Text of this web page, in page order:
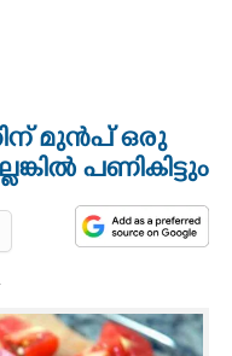
മുൻപ് ഒരു
പണികിട്ടും